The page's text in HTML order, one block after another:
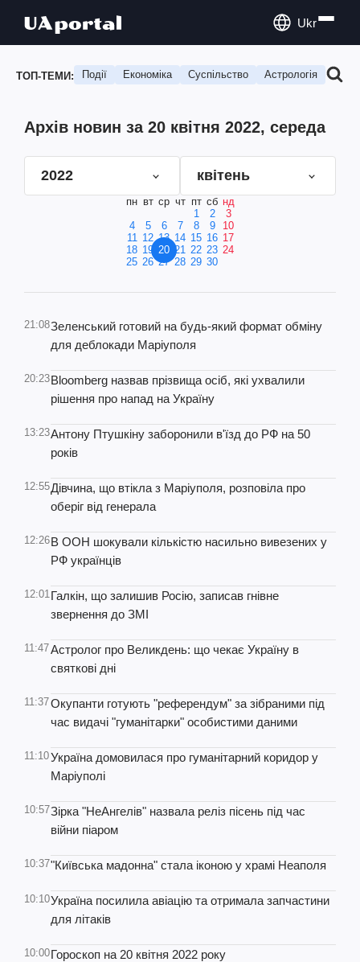
Ukr
ТОП-ТЕМИ: Події Економіка Суспільство Астрологія
Архів новин за 20 квітня 2022, середа
2022 квітень
пн вт ср чт пт сб нд
1
2
3
4
5 6 7 8 9
10
11 12 13 14 15 16 17
18 19 20 21 22 23 24
25 26 27 28 29 30
21:08Зеленський готовий на будь-який формат обміну
для деблокади Маріуполя
20:23Bloomberg назвав прізвища осіб, які ухвалили
рішення про напад на Україну
13:23Антону Птушкіну заборонили в'їзд до РФ на 50
років
12:55Дівчина, що втікла з Маріуполя, розповіла про
оберіг від генерала
12:26В ООН шокували кількістю насильно вивезених у
РФ українців
12:01Галкін, що залишив Росію, записав гнівне
звернення до ЗМІ
11:47Астролог про Великдень: що чекає Україну в
святкові дні
11:37Окупанти готують "референдум" за зібраними під
час видачі "гуманітарки" особистими даними
11:10Україна домовилася про гуманітарний коридор у
Маріуполі
10:57Зірка "НеАнгелів" назвала реліз пісень під час
війни піаром
10:37"Київська мадонна" стала іконою у храмі Неаполя
10:10Україна посилила авіацію та отримала запчастини
для літаків
10:00Гороскоп на 20 квітня 2022 року